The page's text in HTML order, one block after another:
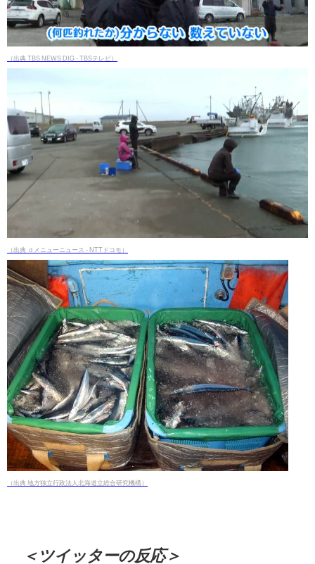
（出典 TBS NEWS DIG - TBSテレビ）
（出典 ｄメニューニュース - NTTドコモ）
（出典 地方独立行政法人北海道立総合研究機構）
＜ツイッターの反応＞